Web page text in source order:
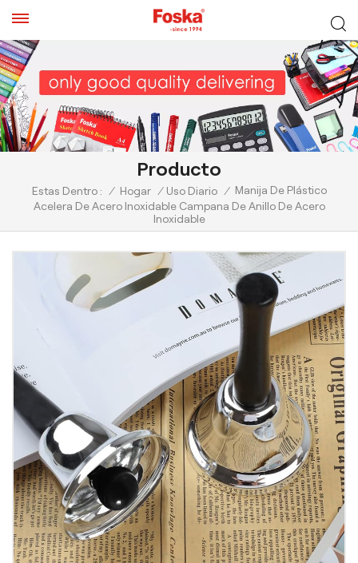
Producto
Estas Dentro : / Hogar / Uso Diario / Manija De Plástico
Acelera De Acero Inoxidable Campana De Anillo De Acero
Inoxidable